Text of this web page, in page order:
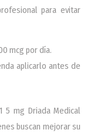
para evitar
mcg por día.
aplicarlo antes de
5 mg Driada Medical
buscan mejorar su